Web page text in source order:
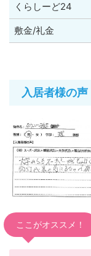
くらしーど24
敷金/礼金
入居者様の声
ここがオススメ！